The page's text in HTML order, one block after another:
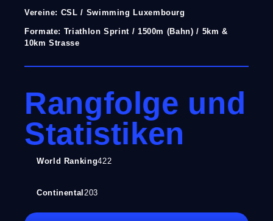
Vereine: CSL / Swimming Luxembourg
Formate: Triathlon Sprint / 1500m (Bahn) / 5km &
10km Strasse
Rangfolge und
Statistiken
World Ranking422
Continental203